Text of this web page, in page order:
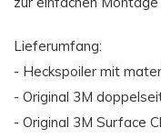
Lieferumfang:
- Heckspoiler mit
- Original 3M
- Original 3M Surface